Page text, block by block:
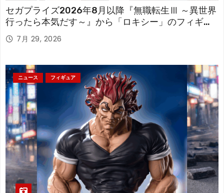
セガプライズ2026年8月以降『無職転生Ⅲ ～異世界
行ったら本気だす～』から「ロキシー」のフィギュ
アが登場！
7月 29, 2026
ニュース フィギュア